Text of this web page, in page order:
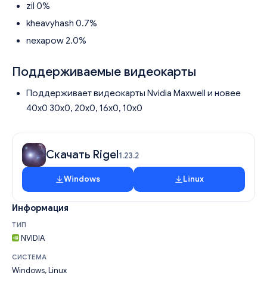
Информация
ТИП
NVIDIA
СИСТЕМА
Windows, Linux
zil 0%
kheavyhash 0.7%
nexapow 2.0%
Поддерживаемые видеокарты
Поддерживает видеокарты Nvidia Maxwell и новее
40x0 30x0, 20x0, 16x0, 10x0
Скачать Rigel1.23.2
Windows Linux